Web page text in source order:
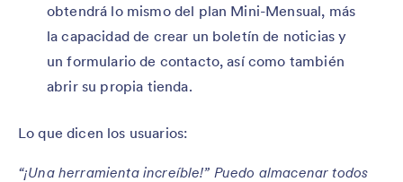
obtendrá lo mismo del plan Mini-Mensual, más
la capacidad de crear un boletín de noticias y
un formulario de contacto, así como también
abrir su propia tienda.
Lo que dicen los usuarios:
“¡Una herramienta increíble!” Puedo almacenar todos